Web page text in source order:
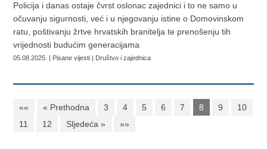
Policija i danas ostaje čvrst oslonac zajednici i to ne samo u
očuvanju sigurnosti, već i u njegovanju istine o Domovinskom
ratu, poštivanju žrtve hrvatskih branitelja te prenošenju tih
vrijednosti budućim generacijama
05.08.2025. | Pisane vijesti | Društvo i zajednica
«« « Prethodna 3 4 5 6 7 8 9
10
11
12 Sljedeća » »»